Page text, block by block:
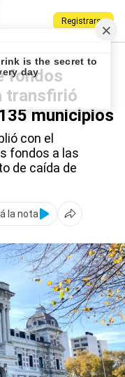
Registrarse
fondos
transfirió
municipios
con el
fondos a las
de caída de
la nota